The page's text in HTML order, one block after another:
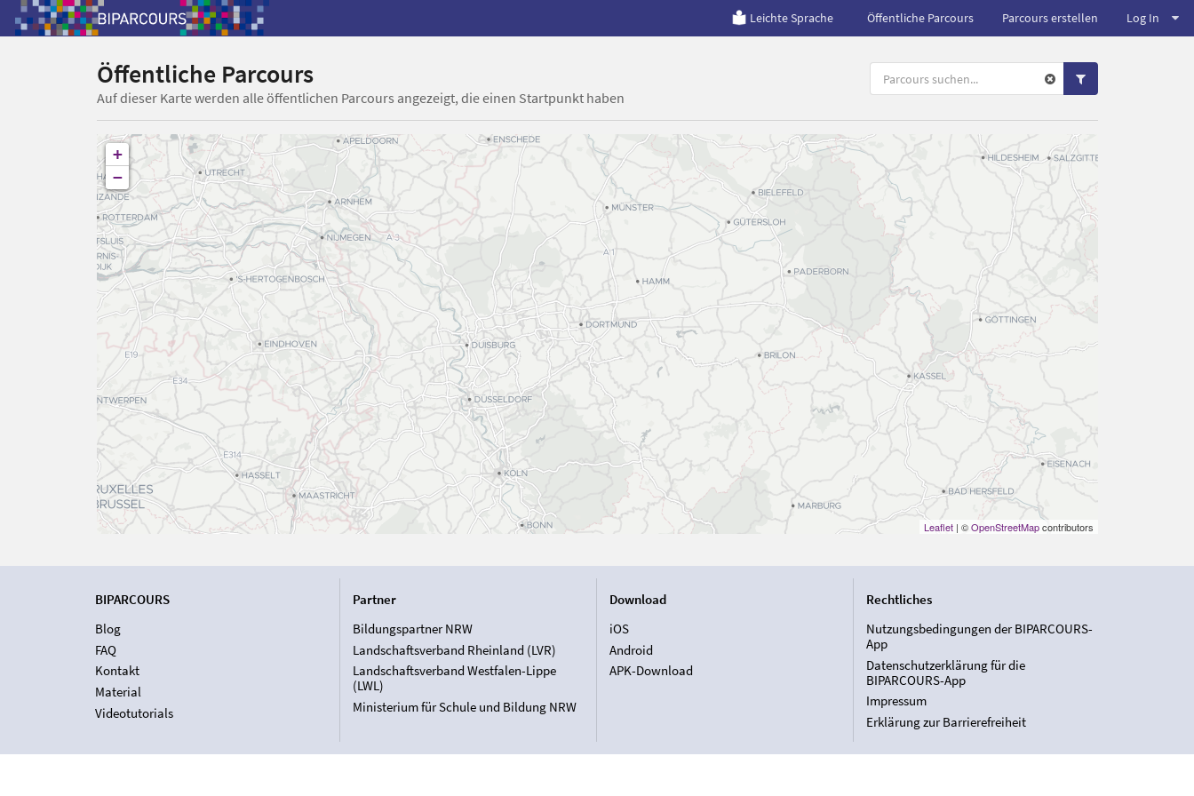
Leichte Sprache Öffentliche Parcours Parcours erstellen Log In
Öffentliche Parcours
Auf dieser Karte werden alle öffentlichen Parcours angezeigt, die einen Startpunkt haben
+
−
Leaflet| ©OpenStreetMapcontributors
BIPARCOURS
Blog
FAQ
Kontakt
Material
Videotutorials
Partner
Bildungspartner NRW
Landschaftsverband Rheinland (LVR)
Landschaftsverband Westfalen-Lippe
(LWL)
Ministerium für Schule und Bildung NRW
Download
iOS
Android
APK-Download
Rechtliches
Nutzungsbedingungen der BIPARCOURS-
App
Datenschutzerklärung für die
BIPARCOURS-App
Impressum
Erklärung zur Barrierefreiheit